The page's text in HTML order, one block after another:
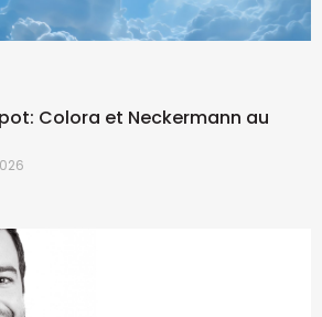
Colora et Neckermann au